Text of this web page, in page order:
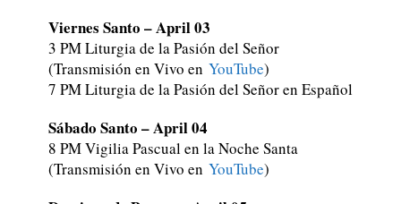
Viernes Santo – April 03
3 PM Liturgia de la Pasión del Señor
(Transmisión en Vivo en YouTube)
7 PM Liturgia de la Pasión del Señor en Español
Sábado Santo – April 04
8 PM Vigilia Pascual en la Noche Santa
(Transmisión en Vivo en YouTube)